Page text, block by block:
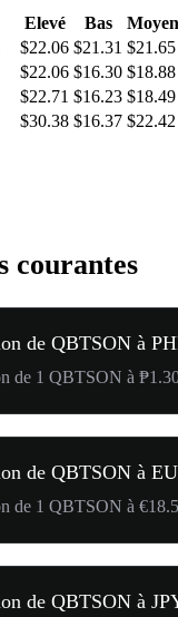
Elevé Bas
$22.06 $21.31 $21.65
$22.06 $16.30 $18.88
$22.71 $16.23 $18.49
$30.38 $16.37 $22.42
courantes
de QBTSON à
de 1 QBTSON à
de QBTSON à
de 1 QBTSON à
de QBTSON à